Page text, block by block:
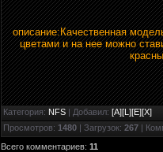
описание:Качественная
цветами и на нее можно
Категория: NFS | Добавил: [A][L][E][X]
Просмотров: 1480 | Загрузок: 267 |
Всего комментариев: 11